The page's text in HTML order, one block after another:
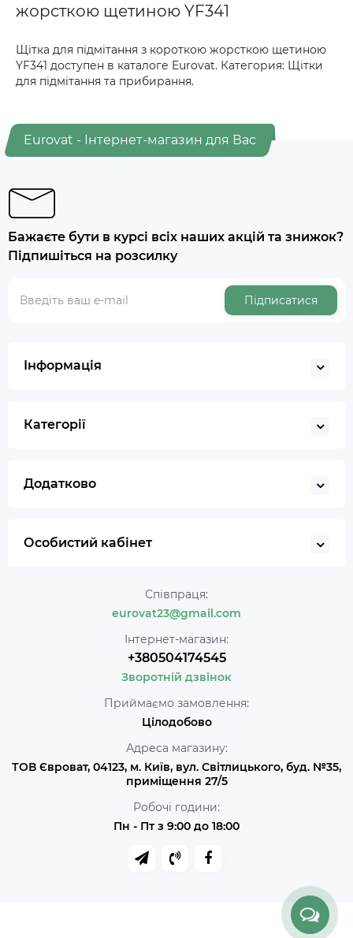
жорсткою щетиною YF341
Щітка для підмітання з короткою жорсткою щетиною
YF341 доступен в каталоге Eurovat. Категория: Щітки
для підмітання та прибирання.
Eurovat - Інтернет-магазин для Вас
Бажаєте бути в курсі всіх наших акцій та знижок?
Підпишіться на розсилку
Підписатися
Інформація
Категорії
Додатково
Особистий кабінет
Співпраця:
eurovat23@gmail.com
Інтернет-магазин:
+380504174545
Зворотній дзвінок
Приймаємо замовлення:
Цілодобово
Адреса магазину:
ТОВ Євроват, 04123, м. Київ, вул. Світлицького, буд. №35,
приміщення 27/5
Робочі години:
Пн - Пт з 9:00 до 18:00